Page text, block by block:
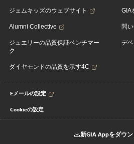
ジェムキッズのウェブサイト
Alumni Collective
ジュエリーの品質保証ベンチマー
ク
ダイヤモンドの品質を示す4C
GIA
問
デ
Eメールの設定
Cookieの設定
新GIA Appをダウ